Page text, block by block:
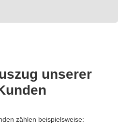
unserer
zählen beispielsweise: